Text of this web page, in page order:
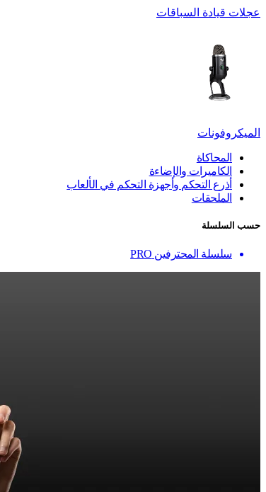
عجلات قيادة السباقات
الميكروفونات
المحاكاة
الكاميرات والإضاءة
أذرع التحكم وأجهزة التحكم في الألعاب
الملحقات
حسب السلسلة
سلسلة المحترفين PRO